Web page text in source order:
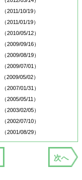
（2011/10/19）
（2011/01/19）
（2010/05/12）
（2009/09/16）
（2009/08/19）
（2009/07/01）
（2009/05/02）
（2007/01/31）
（2005/05/11）
（2003/02/05）
（2002/07/10）
（2001/08/29）
次へ